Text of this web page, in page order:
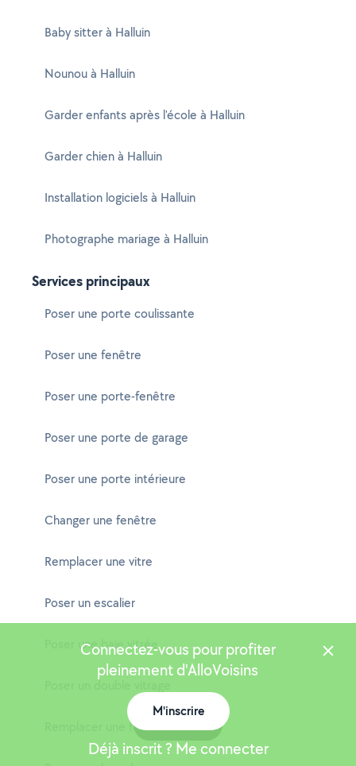
Baby sitter à Halluin
Nounou à Halluin
Garder enfants après l'école à Halluin
Garder chien à Halluin
Installation logiciels à Halluin
Photographe mariage à Halluin
Services principaux
Poser une porte coulissante
Poser une fenêtre
Poser une porte-fenêtre
Poser une porte de garage
Poser une porte intérieure
Changer une fenêtre
Remplacer une vitre
Poser un escalier
Poser une baie vitrée
Remplacer une fenêtre
Connectez-vous pour profiter
pleinement d'AlloVoisins
M'inscrire
Déjà inscrit ? Me connecter